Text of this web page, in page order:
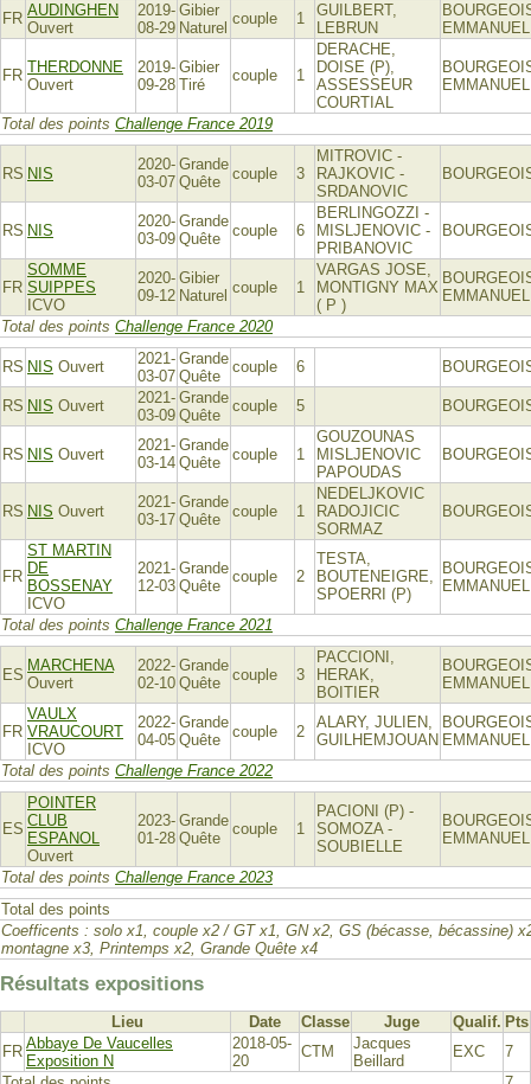
FR AUDINGHEN
Ouvert
2019-
08-29
Gibier
Naturel
couple 1
GUILBERT,
LEBRUN
EMMANUEL
FR THERDONNE
Ouvert
2019-
09-28
Gibier
Tiré
couple 1
DERACHE,
DOISE (P),
ASSESSEUR
COURTIAL
EMMANUEL
Total des points Challenge France 2019
RS NIS
2020-
03-07
Grande
Quête
couple 3
MITROVIC -
RAJKOVIC -
SRDANOVIC
RS NIS
2020-
03-09
Grande
Quête
couple 6
BERLINGOZZI -
MISLJENOVIC -
PRIBANOVIC
FR
SOMME
SUIPPES
ICVO
2020-
09-12
Gibier
Naturel couple 1
VARGAS JOSE,
MONTIGNY MAX
( P )
EMMANUEL
Total des points Challenge France 2020
RS NIS Ouvert
2021-
03-07
Grande
Quête
couple 6
RS NIS Ouvert
2021-
03-09
Grande
Quête
couple 5
RS NIS Ouvert
2021-
03-14
Grande
Quête
couple 1
GOUZOUNAS
MISLJENOVIC
PAPOUDAS
RS NIS Ouvert
2021-
03-17
Grande
Quête
couple 1
NEDELJKOVIC
RADOJICIC
SORMAZ
FR
ST MARTIN
DE
BOSSENAY
ICVO
2021-
12-03
Grande
Quête
couple 2
TESTA,
BOUTENEIGRE,
SPOERRI (P)
EMMANUEL
Total des points Challenge France 2021
ES
MARCHENA
Ouvert
2022-
02-10
Grande
Quête
couple 3
PACCIONI,
HERAK,
BOITIER
EMMANUEL
FR
VAULX
VRAUCOURT
ICVO
2022-
04-05
Grande
Quête
couple 2
ALARY, JULIEN,
GUILHEMJOUAN EMMANUEL
Total des points Challenge France 2022
ES
POINTER
CLUB
ESPANOL
Ouvert
2023-
01-28
Grande
Quête
couple 1
PACIONI (P) -
SOMOZA -
SOUBIELLE
EMMANUEL
Total des points Challenge France 2023
Total des points
Coefficents : solo x1, couple x2 / GT x1, GN x2, GS (bécasse, bécassine)
montagne x3, Printemps x2, Grande Quête x4
Résultats expositions
Lieu Date Classe Juge Qualif. Pts
FR Abbaye De Vaucelles
Exposition N
2018-05-
20
CTM
Jacques
Beillard
EXC
7